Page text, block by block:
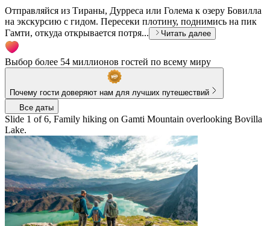
Отправляйся из Тираны, Дурреса или Голема к озеру Бовилла
на экскурсию с гидом. Пересеки плотину, поднимись на пик
Гамти, откуда открывается потря...
Читать далее
Выбор более 54 миллионов гостей по всему миру
Почему гости доверяют нам для лучших путешествий
Все даты
Slide 1 of 6, Family hiking on Gamti Mountain overlooking Bovilla
Lake.